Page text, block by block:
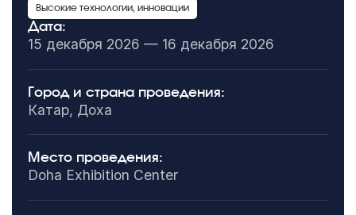
Высокие технологии, инновации
Дата:
15 декабря 2026 — 16 декабря 2026
Город и страна проведения:
Катар, Доха
Место проведения:
Doha Exhibition Center